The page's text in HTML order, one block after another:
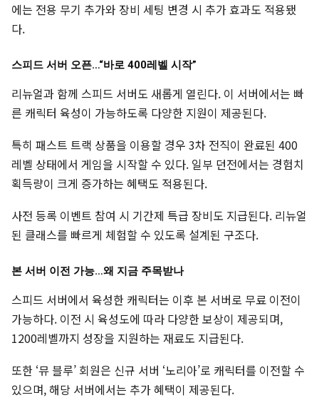
에는 전용 무기 추가와 장비 세팅 변경 시 추가 효과도 적용됐
다.
스피드 서버 오픈…“바로 400레벨 시작”
리뉴얼과 함께 스피드 서버도 새롭게 열린다. 이 서버에서는 빠
른 캐릭터 육성이 가능하도록 다양한 지원이 제공된다.
특히 패스트 트랙 상품을 이용할 경우 3차 전직이 완료된 400
레벨 상태에서 게임을 시작할 수 있다. 일부 던전에서는 경험치
획득량이 크게 증가하는 혜택도 적용된다.
사전 등록 이벤트 참여 시 기간제 특급 장비도 지급된다. 리뉴얼
된 클래스를 빠르게 체험할 수 있도록 설계된 구조다.
본 서버 이전 가능…왜 지금 주목받나
스피드 서버에서 육성한 캐릭터는 이후 본 서버로 무료 이전이
가능하다. 이전 시 육성도에 따라 다양한 보상이 제공되며,
1200레벨까지 성장을 지원하는 재료도 지급된다.
또한 ‘뮤 블루’ 회원은 신규 서버 ‘노리아’로 캐릭터를 이전할 수
있으며, 해당 서버에서는 추가 혜택이 제공된다.